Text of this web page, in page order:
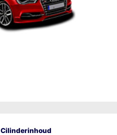
Cilinderinhoud